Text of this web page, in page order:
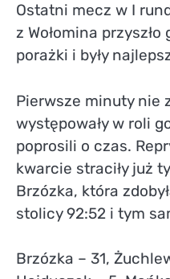
Ostatni mecz w I
z Wołomina
porażki i były
Pierwsze minuty nie
występowały w roli
poprosili o czas.
kwarcie straciły już
Brzózka, która
stolicy 92:52 i tym
Brzózka – 31,